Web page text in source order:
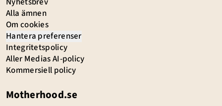
Alla ämnen
Om cookies
Hantera preferenser
Integritetspolicy
Aller Medias AI-policy
Kommersiell policy
Motherhood.se